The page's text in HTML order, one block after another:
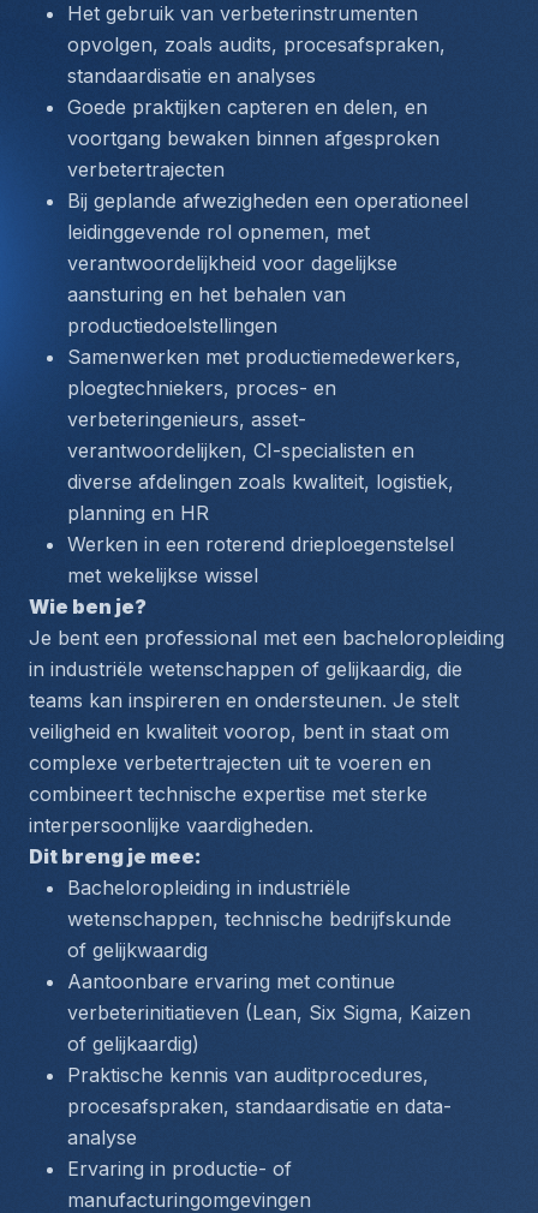
Het gebruik van verbeterinstrumenten
opvolgen, zoals audits, procesafspraken,
standaardisatie en analyses
Goede praktijken capteren en delen, en
voortgang bewaken binnen afgesproken
verbetertrajecten
Bij geplande afwezigheden een operationeel
leidinggevende rol opnemen, met
verantwoordelijkheid voor dagelijkse
aansturing en het behalen van
productiedoelstellingen
Samenwerken met productiemedewerkers,
ploegtechniekers, proces- en
verbeteringenieurs, asset-
verantwoordelijken, CI-specialisten en
diverse afdelingen zoals kwaliteit, logistiek,
planning en HR
Werken in een roterend drieploegenstelsel
met wekelijkse wissel
Wie ben je?
Je bent een professional met een bacheloropleiding
in industriële wetenschappen of gelijkaardig, die
teams kan inspireren en ondersteunen. Je stelt
veiligheid en kwaliteit voorop, bent in staat om
complexe verbetertrajecten uit te voeren en
combineert technische expertise met sterke
interpersoonlijke vaardigheden.
Dit breng je mee:
Bacheloropleiding in industriële
wetenschappen, technische bedrijfskunde
of gelijkwaardig
Aantoonbare ervaring met continue
verbeterinitiatieven (Lean, Six Sigma, Kaizen
of gelijkaardig)
Praktische kennis van auditprocedures,
procesafspraken, standaardisatie en data-
analyse
Ervaring in productie- of
manufacturingomgevingen